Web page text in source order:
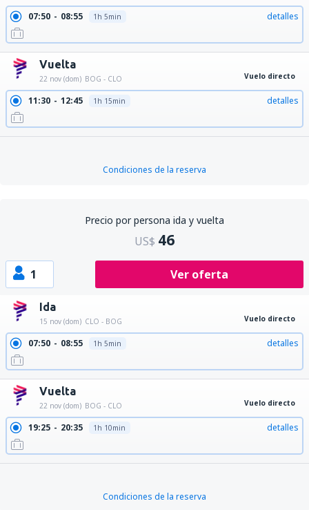
07:50 08:55 1h 5min detalles
Vuelta
22 nov (dom) BOG - CLO Vuelo directo
11:30 12:45 1h 15min detalles
Condiciones de la reserva
Precio por persona ida y vuelta
US$ 46
1 Ver oferta
Ida
15 nov (dom) CLO - BOG Vuelo directo
07:50 08:55 1h 5min detalles
Vuelta
22 nov (dom) BOG - CLO Vuelo directo
19:25 20:35 1h 10min detalles
Condiciones de la reserva